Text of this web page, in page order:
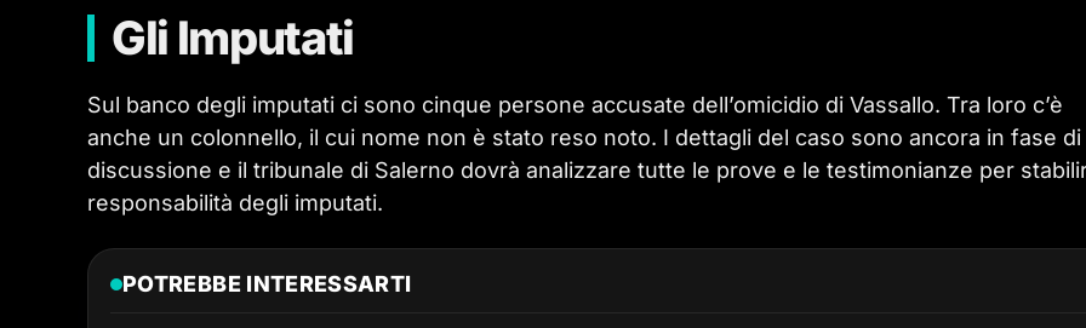
Gli Imputati
Sul banco degli imputati ci sono cinque persone accusate dell’omicidio di Vassallo. Tra loro c’è
anche un colonnello, il cui nome non è stato reso noto. I dettagli del caso sono ancora in fase di
discussione e il tribunale di Salerno dovrà analizzare tutte le prove e le testimonianze per
responsabilità degli imputati.
POTREBBE INTERESSARTI